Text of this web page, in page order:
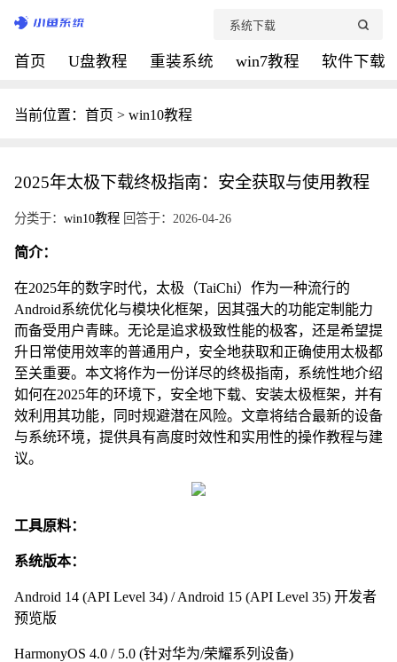
首页 U盘教程 重装系统 win7教程 软件下载
当前位置： 首页 > win10教程
2025年太极下载终极指南：安全获取与使用教程
分类于： win10教程 回答于：2026-04-26
简介：
在2025年的数字时代，太极（TaiChi）作为一种流行的
Android系统优化与模块化框架，因其强大的功能定制能力
而备受用户青睐。无论是追求极致性能的极客，还是希望提
升日常使用效率的普通用户，安全地获取和正确使用太极都
至关重要。本文将作为一份详尽的终极指南，系统性地介绍
如何在2025年的环境下，安全地下载、安装太极框架，并有
效利用其功能，同时规避潜在风险。文章将结合最新的设备
与系统环境，提供具有高度时效性和实用性的操作教程与建
议。
工具原料：
系统版本：
Android 14 (API Level 34) / Android 15 (API Level 35) 开发者
预览版
HarmonyOS 4.0 / 5.0 (针对华为/荣耀系列设备)